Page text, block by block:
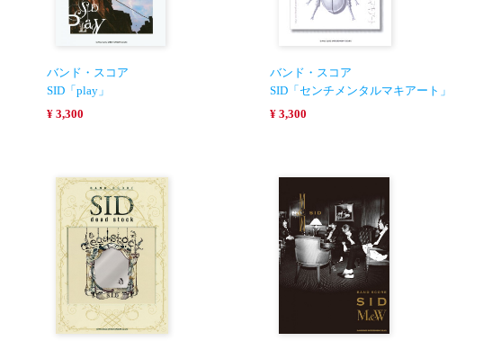
バンド・スコア
SID「play」
¥ 3,300
バンド・スコア
SID「センチメンタルマキアート」
¥ 3,300